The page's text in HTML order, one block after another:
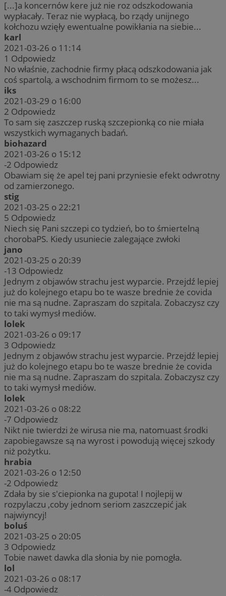
[...]a koncernów kere już nie roz odszkodowania
wypłacały. Teraz nie wypłacą, bo rządy unijnego
kołchozu wzięły ewentualne powikłania na siebie...
karl
2021-03-26 o 11:14
1 Odpowiedz
No właśnie, zachodnie firmy płacą odszkodowania jak
coś spartolą, a wschodnim firmom to se możesz...
iks
2021-03-29 o 16:00
2 Odpowiedz
To sam się zaszczep ruską szczepionką co nie miała
wszystkich wymaganych badań.
biohazard
2021-03-26 o 15:12
-2 Odpowiedz
Obawiam się że apel tej pani przyniesie efekt odwrotny
od zamierzonego.
stig
2021-03-25 o 22:21
5 Odpowiedz
Niech się Pani szczepi co tydzień, bo to śmiertelną
chorobaPS. Kiedy usuniecie zalegające zwłoki
jano
2021-03-25 o 20:39
-13 Odpowiedz
Jednym z objawów strachu jest wyparcie. Przejdź lepiej
już do kolejnego etapu bo te wasze brednie że covida
nie ma są nudne. Zapraszam do szpitala. Zobaczysz czy
to taki wymysł mediów.
lolek
2021-03-26 o 09:17
3 Odpowiedz
Jednym z objawów strachu jest wyparcie. Przejdź lepiej
już do kolejnego etapu bo te wasze brednie że covida
nie ma są nudne. Zapraszam do szpitala. Zobaczysz czy
to taki wymysł mediów.
lolek
2021-03-26 o 08:22
-7 Odpowiedz
Nikt nie twierdzi że wirusa nie ma, natomuast środki
zapobiegawsze są na wyrost i powodują więcej szkody
niż pożytku.
hrabia
2021-03-26 o 12:50
-2 Odpowiedz
Zdała by sie s'ciepionka na gupota! I nojlepij w
rozpylaczu ,coby jednom seriom zaszczepić jak
najwiyncyj!
boluś
2021-03-25 o 20:05
3 Odpowiedz
Tobie nawet dawka dla słonia by nie pomogła.
lol
2021-03-26 o 08:17
-4 Odpowiedz